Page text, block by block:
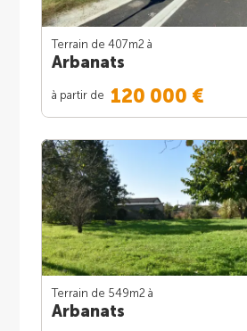
Terrain de 407m2 à
Arbanats
à partir de 120 000 €
Terrain de 549m2 à
Arbanats